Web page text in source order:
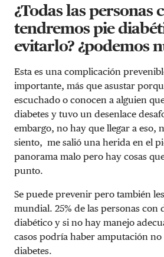
¿Todas las personas
tendremos pie
evitarlo? ¿podemos
Esta es una complicación
importante, más que asustar
escuchado o conocen a alguien
diabetes y tuvo un desenlace
embargo, no hay que llegar a eso,
siento, me salió una herida en el
panorama malo pero hay cosas
punto.
Se puede prevenir pero también
mundial. 25% de las personas
diabético y si no hay manejo
casos podría haber amputación
diabetes.